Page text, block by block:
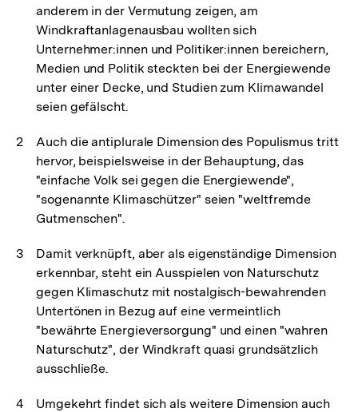
anderem in der Vermutung zeigen, am
Windkraftanlagenausbau wollten sich
Unternehmer:innen und Politiker:innen bereichern,
Medien und Politik steckten bei der Energiewende
unter einer Decke, und Studien zum Klimawandel
seien gefälscht.
Auch die antiplurale Dimension des Populismus tritt
hervor, beispielsweise in der Behauptung, das
"einfache Volk sei gegen die Energiewende",
"sogenannte Klimaschützer" seien "weltfremde
Gutmenschen".
Damit verknüpft, aber als eigenständige Dimension
erkennbar, steht ein Ausspielen von Naturschutz
gegen Klimaschutz mit nostalgisch-bewahrenden
Untertönen in Bezug auf eine vermeintlich
"bewährte Energieversorgung" und einen "wahren
Naturschutz", der Windkraft quasi grundsätzlich
ausschließe.
Umgekehrt findet sich als weitere Dimension auch